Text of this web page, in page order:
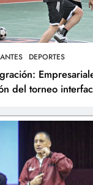
DEPORTES
del torneo